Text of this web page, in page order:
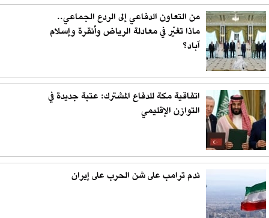
من التعاون الدفاعي إلى الردع الجماعي..
ماذا تغيّر في معادلة الرياض وأنقرة وإسلام
آباد؟
اتفاقية مكة للدفاع المشترك: عتبة جديدة في
التوازن الإقليمي
ندم ترامب على شن الحرب على إيران